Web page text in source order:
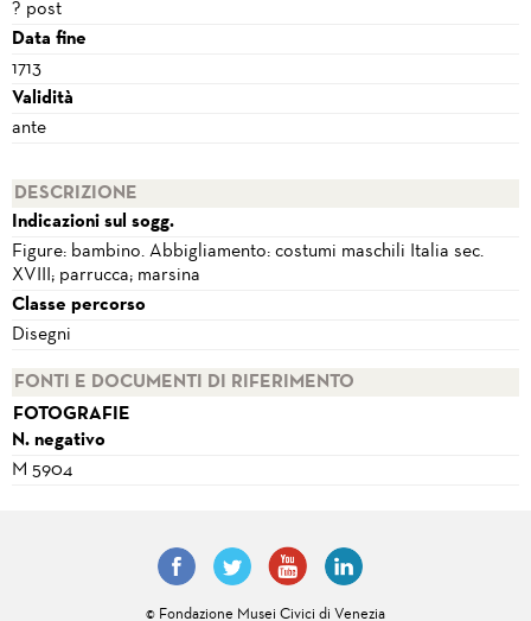
? post
Data fine
1713
Validità
ante
DESCRIZIONE
Indicazioni sul sogg.
Figure: bambino. Abbigliamento: costumi maschili Italia sec.
XVIII; parrucca; marsina
Classe percorso
Disegni
FONTI E DOCUMENTI DI RIFERIMENTO
FOTOGRAFIE
N. negativo
M 5904
© Fondazione Musei Civici di Venezia